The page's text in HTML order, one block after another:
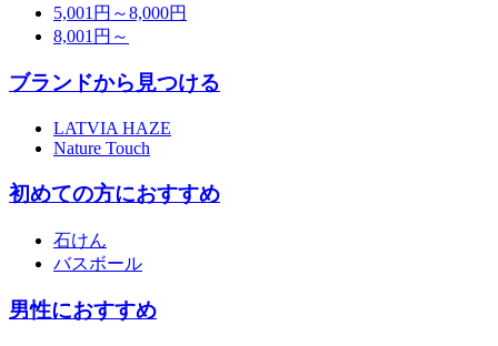
5,001円～8,000円
8,001円～
ブランドから見つける
LATVIA HAZE
Nature Touch
初めての方におすすめ
石けん
バスボール
男性におすすめ